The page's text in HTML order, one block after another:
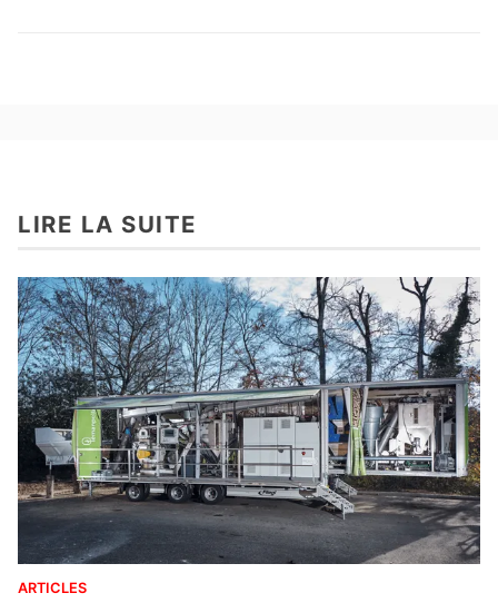
LIRE LA SUITE
ARTICLES